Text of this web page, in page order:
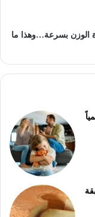
الوزن بسرعة…وهذا ما